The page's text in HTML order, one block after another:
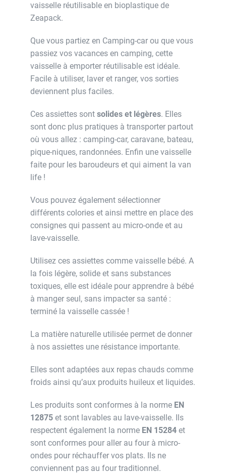
vaisselle réutilisable en bioplastique de
Zeapack.
Que vous partiez en Camping-car ou que vous
passiez vos vacances en camping, cette
vaisselle à emporter réutilisable est idéale.
Facile à utiliser, laver et ranger, vos sorties
deviennent plus faciles.
Ces assiettes sont solides et légères. Elles
sont donc plus pratiques à transporter partout
où vous allez : camping-car, caravane, bateau,
pique-niques, randonnées. Enfin une vaisselle
faite pour les baroudeurs et qui aiment la van
life !
Vous pouvez également sélectionner
différents colories et ainsi mettre en place des
consignes qui passent au micro-onde et au
lave-vaisselle.
Utilisez ces assiettes comme vaisselle bébé. A
la fois légère, solide et sans substances
toxiques, elle est idéale pour apprendre à bébé
à manger seul, sans impacter sa santé :
terminé la vaisselle cassée !
La matière naturelle utilisée permet de donner
à nos assiettes une résistance importante.
Elles sont adaptées aux repas chauds comme
froids ainsi qu’aux produits huileux et liquides.
Les produits sont conformes à la norme EN
12875 et sont lavables au lave-vaisselle. Ils
respectent également la norme EN 15284 et
sont conformes pour aller au four à micro-
ondes pour réchauffer vos plats. Ils ne
conviennent pas au four traditionnel.